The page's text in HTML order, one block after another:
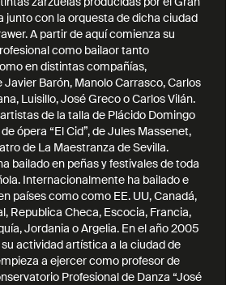
junto con la orquesta de dicha ciudad
A partir de aquí comienza su
como bailaor tanto
en distintas compañías,
Barón, Manolo Carrasco, Carlos
Luisillo, José Greco o Carlos Vilán.
de la talla de Plácido Domingo
ópera “El Cid”, de Jules Massenet,
de La Maestranza de Sevilla.
bailado en peñas y festivales de toda
Internacionalmente ha bailado e
países como como EE. UU, Canadá,
Republica Checa, Escocia, Francia,
Jordania o Argelia. En el año 2005
actividad artística a la ciudad de
a ejercer como profesor de
Profesional de Danza “José